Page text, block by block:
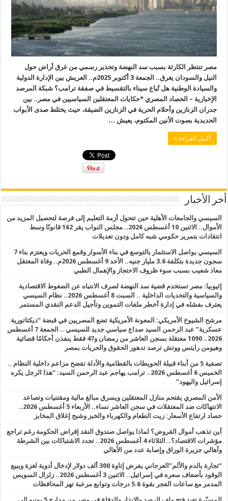
مصر تنتظر الكارثة بسبب سد النهضة وتحذير رسمي من غرق أراض حول
النيل والسودان يغرق.. الجمعة 3 أكتوبر 2025م.. العريش بين الإدارة الدولية
والسيادة الوطنية هل تُباع سيناء بالتقسيط في صفقة ترامب؟ شبكة المرصد
الإخبارية – الحصاد المصري *حكايات المعتقلين السياسيين في مصر.. بين
جدران الزنازين وأحلام الحرية في الزنازين الضيقة، حيث يختلط صدى الأبواب
الحديدية بصوت الأنين المكتوم، يعيش …
أكمل القراءة »
أخر الأخبار
السيسي والجامعات الأهلية حين تتحول أزمة التعليم إلى فرصة لتحصيل المزيد من
الأموال.. الاثنين 10 أغسطس 2026.. مجلس النواب يقر 162 قانونًا وسط
انتقادات بتمرير حكومي شبه كامل ودون تعديلات
السيسي يواصل الاستثمار بالتوسع في بناء الأسوار وقمع الحريات ويعتزم بناء 7
سجون جديدة بتكلفة 3.6 مليار جنيه.. الأحد 9 أغسطس 2026م.. وفاة المعتقل
معاذ شعيب بسبب سوء ظروف الاحتجاز والإهمال الطبي
إثيوبيا: مصر تستخدم قضية سد النهضة لصرف الانتباه عن الضغوط الاقتصادية
والسياسية والتحديات الداخلية .. السبت 8 أغسطس 2026.. نظام السيسي
يعترف بفشله في إدارة أخطر ملفات التموين وتأجيل الدعم النقدي المستمر
مرشح الشيوخ الأمريكي: المعونة الأمريكية تضع المصريين في قبضة “ديكتاتورية
عسكرية” عبد الرحمن السيد صداع سياسي جديد للسيسي .. الجمعة 7 أغسطس
2026.. 1090 معتقلة بسجن العاشر من رمضان و47 فقط ينفذن أحكامًا قضائية
وهيومن رايتس ووتش ترصد تدهور الحقوق والحريات بمصر
تصفية 5 من أبناء قبيلة الحويطات بالقطامية والأدلة تفضح مزاعم داخلية النظام ..
الخميس 6 أغسطس 2026.. ترامب يهاجم عبد الرحمن السيد: “هذا الرجل يكره
إسرائيل واليهود”
الأمن المصري يقتحم منازل المعتقلين ويسرق مبالغ مالية ومقتنيات وتصاعد
الانتهاكات ضد المعتقلات في سجن العاشر نساء.. الأربعاء 5 أغسطس 2026..
حصاد ارتفاع الأسعار: زيت الطعام والكهرباء والخبز وشبح إغلاق المخابز
أين تذهب أموال القروض؟ لماذا يواصل صندوق النقد إقراض الحكومة رغم تراجع
مؤشرات الاقتصاد؟.. الثلاثاء 4 أغسطس 2026.. تجدد الاشتباكات بين الشرطة
وأهالي جزيرة الوراق وإصابة عدد من الأهالي
“تجارة بالدم والألم”العرجاني يفرض إتاوة 300 ألف دولار لإدخال أدوية لغزة ويبيع
الوقود بأضعاف سعره في إسرائيل.. الاثنين 3 أغسطس 2026.. زلزال السويس
المدمر مع ساعات الفجر بقوة 5.6 درجات وتوابع مرعبة تهز المحافظات